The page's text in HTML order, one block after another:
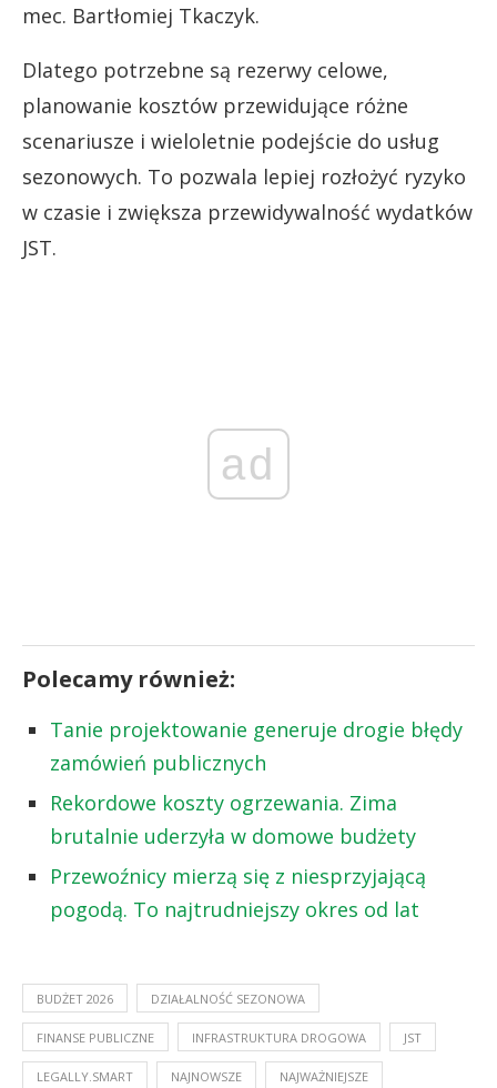
mec. Bartłomiej Tkaczyk.
Dlatego potrzebne są rezerwy celowe,
planowanie kosztów przewidujące różne
scenariusze i wieloletnie podejście do usług
sezonowych. To pozwala lepiej rozłożyć ryzyko
w czasie i zwiększa przewidywalność wydatków
JST.
ad
Polecamy również:
Tanie projektowanie generuje drogie błędy
zamówień publicznych
Rekordowe koszty ogrzewania. Zima
brutalnie uderzyła w domowe budżety
Przewoźnicy mierzą się z niesprzyjającą
pogodą. To najtrudniejszy okres od lat
BUDŻET 2026 DZIAŁALNOŚĆ SEZONOWA
FINANSE PUBLICZNE INFRASTRUKTURA DROGOWA JST
LEGALLY.SMART NAJNOWSZE NAJWAŻNIEJSZE